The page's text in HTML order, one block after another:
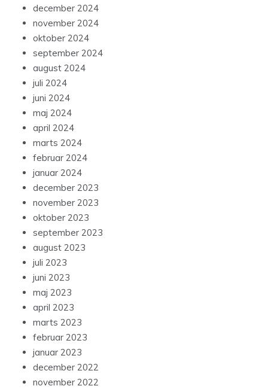
december 2024
november 2024
oktober 2024
september 2024
august 2024
juli 2024
juni 2024
maj 2024
april 2024
marts 2024
februar 2024
januar 2024
december 2023
november 2023
oktober 2023
september 2023
august 2023
juli 2023
juni 2023
maj 2023
april 2023
marts 2023
februar 2023
januar 2023
december 2022
november 2022